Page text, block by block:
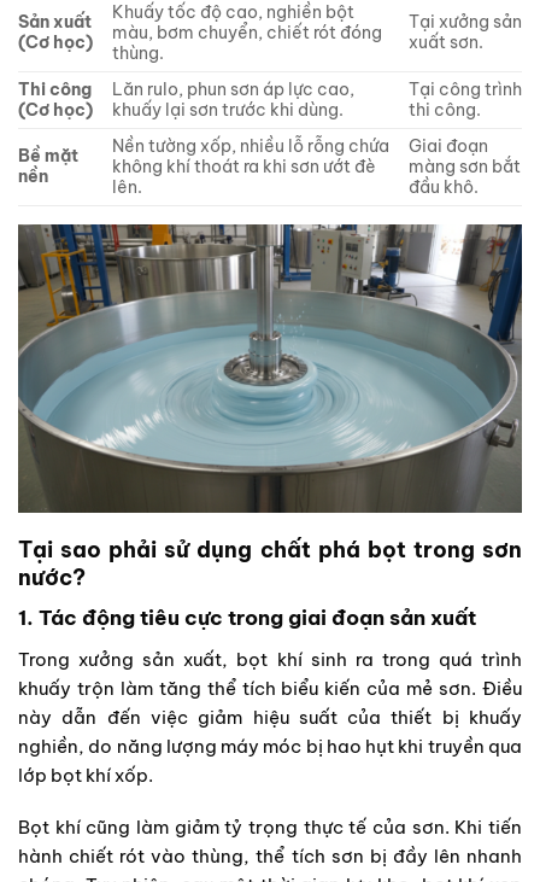
Sản xuất
(Cơ học)
Khuấy tốc độ cao, nghiền bột
màu, bơm chuyển, chiết rót đóng
thùng.
Tại xưởng sản
xuất sơn.
Thi công
(Cơ học)
Lăn rulo, phun sơn áp lực cao,
khuấy lại sơn trước khi dùng.
Tại công trình
thi công.
Bề mặt
nền
Nền tường xốp, nhiều lỗ rỗng chứa
không khí thoát ra khi sơn ướt đè
lên.
Giai đoạn
màng sơn bắt
đầu khô.
Tại sao phải sử dụng chất phá bọt trong sơn
nước?
1. Tác động tiêu cực trong giai đoạn sản xuất
Trong xưởng sản xuất, bọt khí sinh ra trong quá trình
khuấy trộn làm tăng thể tích biểu kiến của mẻ sơn. Điều
này dẫn đến việc giảm hiệu suất của thiết bị khuấy
nghiền, do năng lượng máy móc bị hao hụt khi truyền qua
lớp bọt khí xốp.
Bọt khí cũng làm giảm tỷ trọng thực tế của sơn. Khi tiến
hành chiết rót vào thùng, thể tích sơn bị đầy lên nhanh